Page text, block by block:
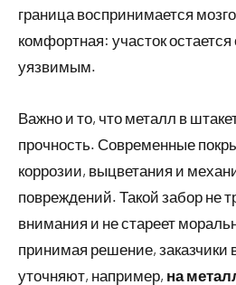
граница воспринимается
комфортная: участок
уязвимым.
Важно и то, что металл в
прочность. Современные
коррозии, выцветания и
повреждений. Такой забор не
внимания и не стареет
принимая решение, заказчики
уточняют, например, на